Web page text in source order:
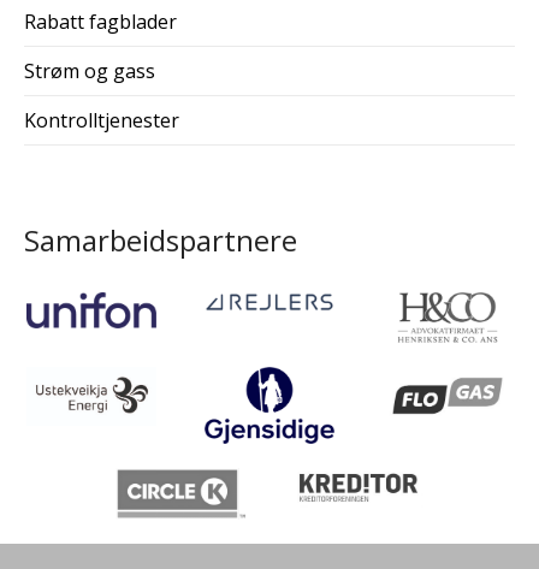
Rabatt fagblader
Strøm og gass
Kontrolltjenester
Samarbeidspartnere